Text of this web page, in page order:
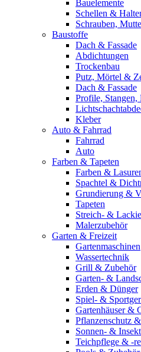
Bauelemente
Schellen &
Schrauben,
Baustoffe
Dach & Fassade
Abdichtungen
Trockenbau
Putz, Mörtel &
Dach & Fassade
Profile,
Kleber
Auto & Fahrrad
Fahrrad
Auto
Farben & Tapeten
Farben &
Spachtel &
Grundierung &
Tapeten
Streich- &
Malerzubehör
Garten & Freizeit
Gartenmaschinen
Wassertechnik
Grill & Zubehör
Garten- &
Erden & Dünger
Spiel- &
Gartenhäuser &
Pflanzenschutz
Sonnen- &
Teichpflege & -